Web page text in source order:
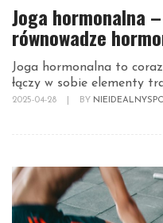
Joga hormonalna
równowadze
Joga hormonalna to
łączy w sobie elementy
2025-04-28 BY